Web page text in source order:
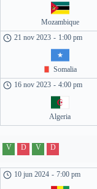
Mozambique
21 nov 2023 - 1:00 pm
Somalia
16 nov 2023 - 4:00 pm
Algeria
V D V D
10 jun 2024 - 7:00 pm